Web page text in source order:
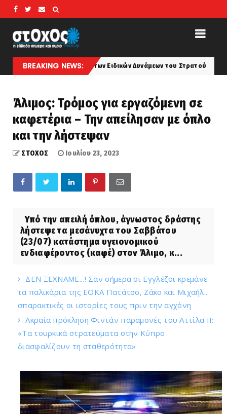
BREAKING NEWS:
– Προστάτης των Ειδικών Δυνάμεων του Στρατού koinonia
Άλιμος: Τρόμος για εργαζόμενη σε
καφετέρια – Την απείλησαν με όπλο
και την λήστεψαν
ΣΤΟΧΟΣ Ιουλίου 23, 2023
Υπό την απειλή όπλου, άγνωστος δράστης
λήστεψε τα μεσάνυχτα του Σαββάτου
(23/07) κατάστημα υγειονομικού
ενδιαφέροντος (καφέ) στον Άλιμο, κ...
ΔΕΝ ΞΕΧΝΑΜΕ...! Σαν σήμερα οι Εγγλέζοι κρεμάνε
τα παλικάρια της ΕΟΚΑ Πατάτσο, Ζάκο και Μιχαήλ...
σπαρακτικές οι ιστορίες τους πριν την αγχόνη
Ακραία πρόκληση Φιντάν παραμονές του Αττίλα ΙΙ:
«Τα τουρκικά στρατεύματα στην Κύπρο
διασφαλίζουν τη σταθερότητα»